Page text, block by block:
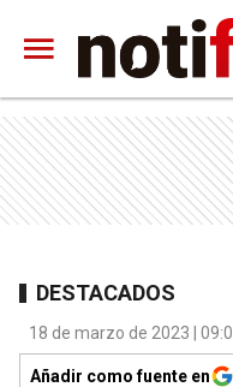
DESTACADOS
18 de marzo de 2023 |
Añadir como fuente en